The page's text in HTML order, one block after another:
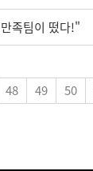
족팀이 떴다!"
48 49 50